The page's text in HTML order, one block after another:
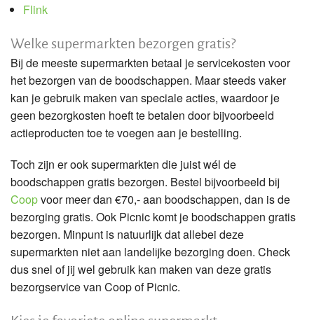
Flink
Welke supermarkten bezorgen gratis?
Bij de meeste supermarkten betaal je servicekosten voor
het bezorgen van de boodschappen. Maar steeds vaker
kan je gebruik maken van speciale acties, waardoor je
geen bezorgkosten hoeft te betalen door bijvoorbeeld
actieproducten toe te voegen aan je bestelling.
Toch zijn er ook supermarkten die juist wél de
boodschappen gratis bezorgen. Bestel bijvoorbeeld bij
Coopvoor meer dan €70,- aan boodschappen, dan is de
bezorging gratis. Ook Picnic komt je boodschappen gratis
bezorgen. Minpunt is natuurlijk dat allebei deze
supermarkten niet aan landelijke bezorging doen. Check
dus snel of jij wel gebruik kan maken van deze gratis
bezorgservice van Coop of Picnic.